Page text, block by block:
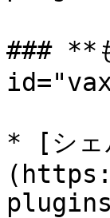
### **
* [シェ